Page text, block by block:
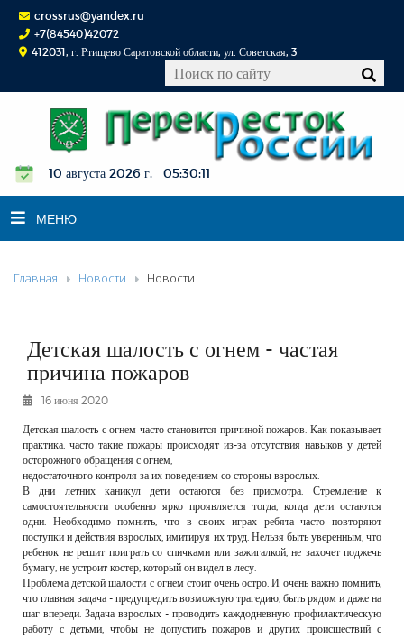
crossrus@yandex.ru
+7(84540)42072
412031, г. Ртищево Саратовской области, ул. Советская, 3
10 августа 2026 г. 05:30:11
МЕНЮ
НОВОСТИ
К СВЕДЕНИЮ
КОНКУРСЫ
ФОТОРЕПОРТАЖИ
РЕКЛАМОДАТЕЛЯМ
ОБЪЯВЛЕНИЯ
КОНТАКТЫ
Главная Новости Новости
Детская шалость с огнем - частая
причина пожаров
16 июня 2020
Детская шалость с огнем часто становится причиной пожаров. Как показывает
практика, часто такие пожары происходят из-за отсутствия навыков у детей
осторожного обращения с огнем,
недостаточного контроля за их поведением со стороны взрослых.
В дни летних каникул дети остаются без присмотра. Стремление к
самостоятельности особенно ярко проявляется тогда, когда дети остаются
одни. Необходимо помнить, что в своих играх ребята часто повторяют
поступки и действия взрослых, имитируя их труд. Нельзя быть уверенным, что
ребенок не решит поиграть со спичками или зажигалкой, не захочет поджечь
бумагу, не устроит костер, который он видел в лесу.
Проблема детской шалости с огнем стоит очень остро. И очень важно помнить,
что главная задача - предупредить возможную трагедию, быть рядом и даже на
шаг впереди. Задача взрослых - проводить каждодневную профилактическую
работу с детьми, чтобы не допустить пожаров и других происшествий с